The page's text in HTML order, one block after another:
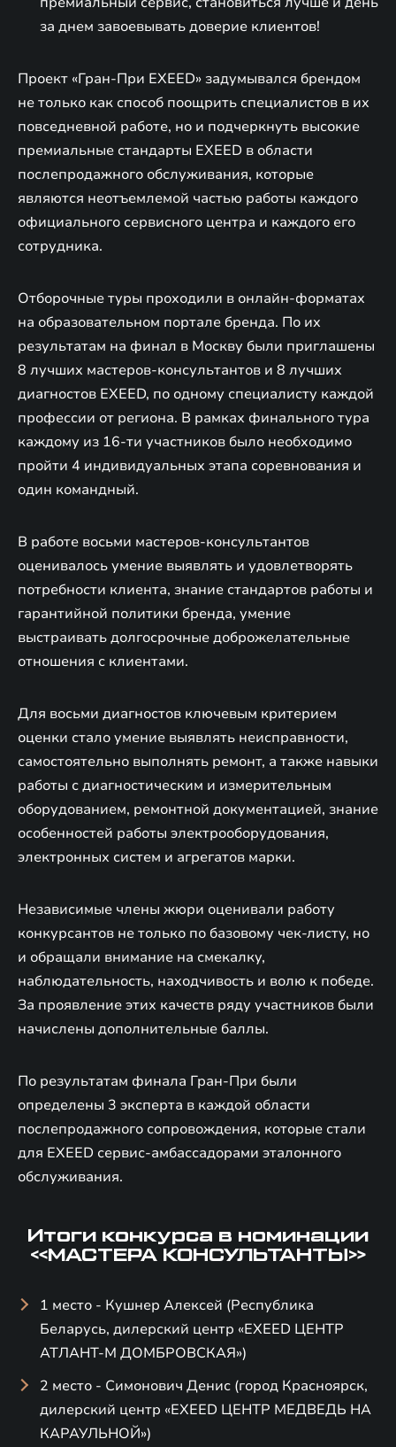
за днем завоевывать доверие клиентов!
Проект «Гран-При EXEED» задумывался брендом
не только как способ поощрить специалистов в их
повседневной работе, но и подчеркнуть высокие
премиальные стандарты EXEED в области
послепродажного обслуживания, которые
являются неотъемлемой частью работы каждого
официального сервисного центра и каждого его
сотрудника.
Отборочные туры проходили в онлайн-форматах
на образовательном портале бренда. По их
результатам на финал в Москву были приглашены
8 лучших мастеров-консультантов и 8 лучших
диагностов EXEED, по одному специалисту каждой
профессии от региона. В рамках финального тура
каждому из 16-ти участников было необходимо
пройти 4 индивидуальных этапа соревнования и
один командный.
В работе восьми мастеров-консультантов
оценивалось умение выявлять и удовлетворять
потребности клиента, знание стандартов работы и
гарантийной политики бренда, умение
выстраивать долгосрочные доброжелательные
отношения с клиентами.
Для восьми диагностов ключевым критерием
оценки стало умение выявлять неисправности,
самостоятельно выполнять ремонт, а также навыки
работы с диагностическим и измерительным
оборудованием, ремонтной документацией, знание
особенностей работы электрооборудования,
электронных систем и агрегатов марки.
Независимые члены жюри оценивали работу
конкурсантов не только по базовому чек-листу, но
и обращали внимание на смекалку,
наблюдательность, находчивость и волю к победе.
За проявление этих качеств ряду участников были
начислены дополнительные баллы.
По результатам финала Гран-При были
определены 3 эксперта в каждой области
послепродажного сопровождения, которые стали
для EXEED сервис-амбассадорами эталонного
обслуживания.
Итоги конкурса в номинации
«МАСТЕРА КОНСУЛЬТАНТЫ»
1 место - Кушнер Алексей (Республика
Беларусь, дилерский центр «EXEED ЦЕНТР
АТЛАНТ-М ДОМБРОВСКАЯ»)
2 место - Симонович Денис (город Красноярск,
дилерский центр «EXEED ЦЕНТР МЕДВЕДЬ НА
КАРАУЛЬНОЙ»)